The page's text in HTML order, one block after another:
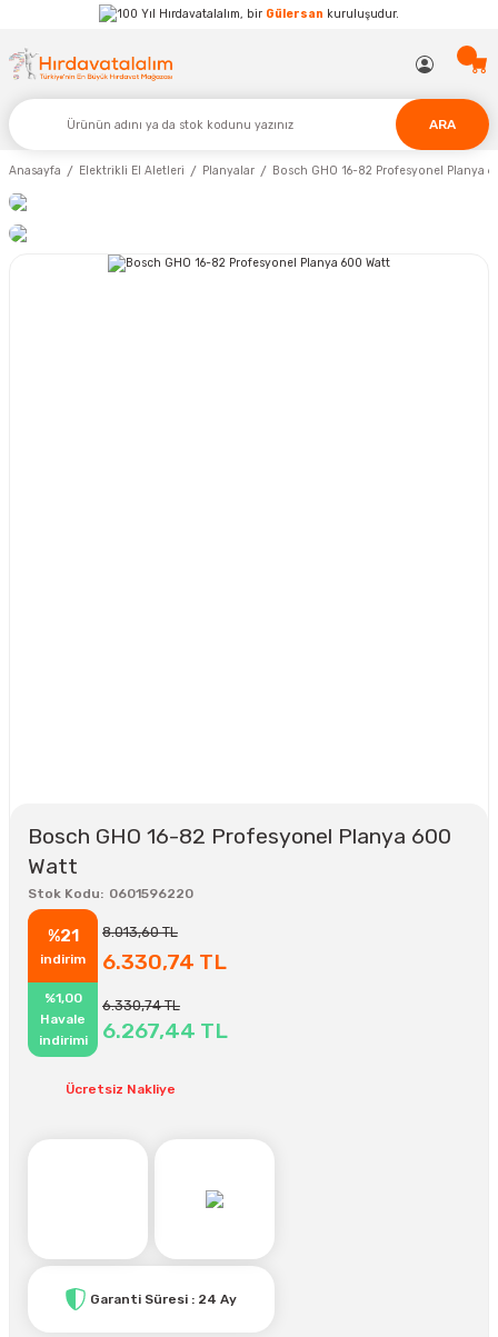
Hırdavatalalım, bir Gülersan kuruluşudur.
ARA
Anasayfa Elektrikli El Aletleri Planyalar Bosch GHO 16-82 Profesyonel Planya
Bosch GHO 16-82 Profesyonel Planya 600
Watt
Stok Kodu 0601596220
%21
indirim
8.013,60 TL
6.330,74 TL
%1,00
Havale
indirimi
6.330,74 TL
6.267,44 TL
Ücretsiz Nakliye
Garanti Süresi : 24 Ay